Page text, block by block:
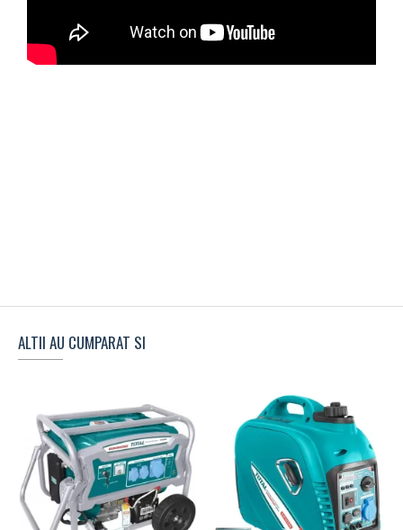
ALTII AU CUMPARAT SI